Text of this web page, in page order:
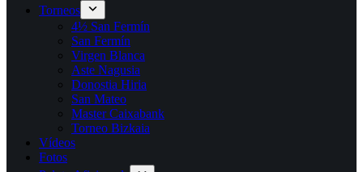
Torneos
4½ San Fermín
San Fermín
Virgen Blanca
Aste Nagusia
Donostia Hiria
San Mateo
Master Caixabank
Torneo Bizkaia
Vídeos
Fotos